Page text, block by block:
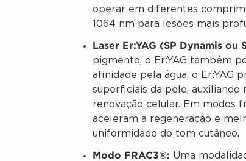
operar em diferentes
1064 nm para lesões mais
Laser Er:YAG (SP Dynamis ou
pigmento, o Er:YAG também
afinidade pela água, o Er:YAG
superficiais da pele, auxiliando
renovação celular. Em modos
aceleram a regeneração e
uniformidade do tom cutâneo.
Modo FRAC3®: Uma